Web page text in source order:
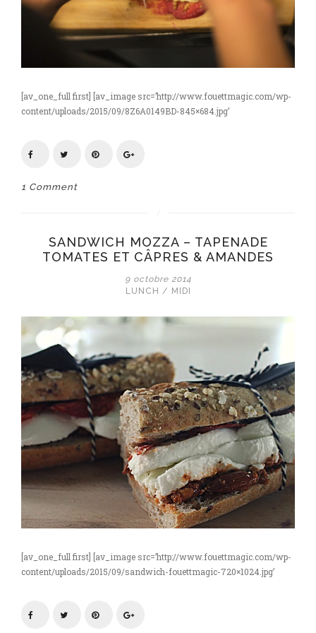
[av_one_full first] [av_image src=’http://www.fouettmagic.com/wp-
content/uploads/2015/09/8Z6A0149BD-845×684.jpg’
1 Comment
SANDWICH MOZZA – TAPENADE
TOMATES ET CÂPRES & AMANDES
9 octobre 2014
LUNCH / MIDI
[av_one_full first] [av_image src=’http://www.fouettmagic.com/wp-
content/uploads/2015/09/sandwich-fouettmagic-720×1024.jpg’